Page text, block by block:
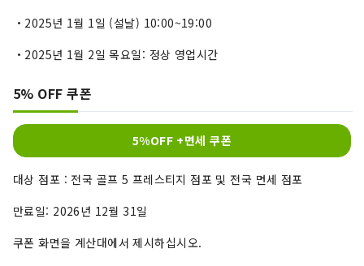
・2025년 1월 1일 (설날) 10:00~19:00
・2025년 1월 2일 목요일: 정상 영업시간
5% OFF 쿠폰
5%OFF +면세 쿠폰
대상 점포 : 전국 골프 5 프레스티지 점포 및 전국 면세 점포
만료일: 2026년 12월 31일
쿠폰 화면을 계산대에서 제시하십시오.